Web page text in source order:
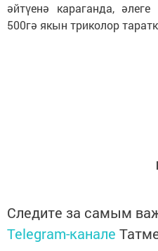
әйтүенә караганда,
500гә якын триколор
Следите за самым
Telegram-канале